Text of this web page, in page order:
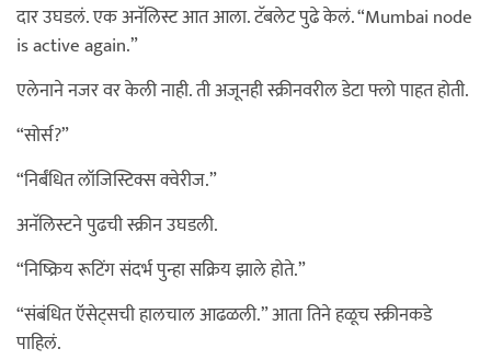
दार उघडलं. एक अनॅलिस्ट आत आला. टॅबलेट पुढे केलं. “Mumbai node
is active again.”
एलेनाने नजर वर केली नाही. ती अजूनही स्क्रीनवरील डेटा फ्लो पाहत होती.
“सोर्स?”
“निर्बंधित लॉजिस्टिक्स क्वेरीज.”
अनॅलिस्टने पुढची स्क्रीन उघडली.
“निष्क्रिय रूटिंग संदर्भ पुन्हा सक्रिय झाले होते.”
“संबंधित ऍसेट्सची हालचाल आढळली.” आता तिने हळूच स्क्रीनकडे
पाहिलं.